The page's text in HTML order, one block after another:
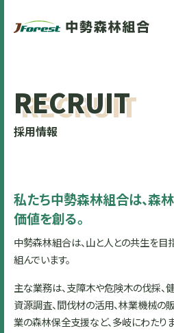
RECRUIT
採用情報
私たち中勢森林組合は、森
価値を創る。
中勢森林組合は、山と人との共生を目
組んでいます。
主な業務は、支障木や危険木の伐採、
資源調査、間伐材の活用、林業機械の
業の森林保全支援など、多岐にわたりま